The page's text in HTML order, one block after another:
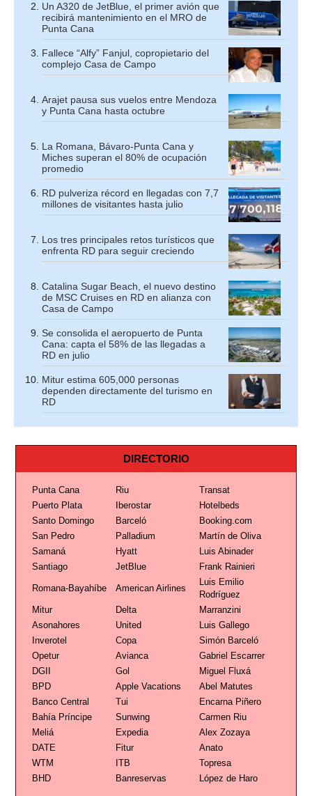
Un A320 de JetBlue, el primer avión que
recibirá mantenimiento en el MRO de
Punta Cana
Fallece “Alfy” Fanjul, copropietario del
complejo Casa de Campo
Arajet pausa sus vuelos entre Mendoza
y Punta Cana hasta octubre
La Romana, Bávaro-Punta Cana y
Miches superan el 80% de ocupación
promedio
RD pulveriza récord en llegadas con 7,7
millones de visitantes hasta julio
Los tres principales retos turísticos que
enfrenta RD para seguir creciendo
Catalina Sugar Beach, el nuevo destino
de MSC Cruises en RD en alianza con
Casa de Campo
Se consolida el aeropuerto de Punta
Cana: capta el 58% de las llegadas a
RD en julio
Mitur estima 605,000 personas
dependen directamente del turismo en
RD
DIRECTORIO
Punta Cana Riu
Transat
Puerto Plata
Iberostar
Hotelbeds
Santo Domingo
Barceló
Booking.com
San Pedro
Palladium
Martín de Oliva
Samaná
Hyatt
Luis Abinader
Santiago
JetBlue Frank Rainieri
Romana-Bayahíbe American Airlines
Luis Emilio
Rodríguez
Mitur
Delta
Marranzini
Asonahores
United
Luis Gallego
Inverotel
Copa
Simón Barceló
Opetur
Avianca
Gabriel Escarrer
DGII
Gol
Miguel Fluxá
BPD
Apple Vacations
Abel Matutes
Banco Central
Tui
Encarna Piñero
Bahía Príncipe
Sunwing
Carmen Riu
Meliá
Expedia
Alex Zozaya
DATE
Fitur
Anato
WTM
ITB
Topresa
BHD
Banreservas López de Haro